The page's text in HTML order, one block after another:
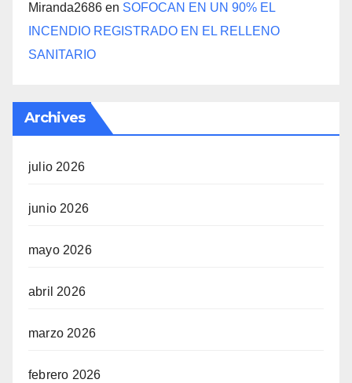
Miranda2686 en SOFOCAN EN UN 90% EL
INCENDIO REGISTRADO EN EL RELLENO
SANITARIO
Archives
julio 2026
junio 2026
mayo 2026
abril 2026
marzo 2026
febrero 2026